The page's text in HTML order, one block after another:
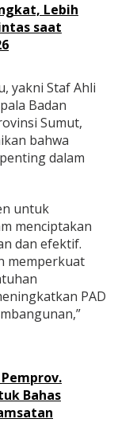
Lebih
saat
yakni Staf Ahli
Badan
Sumut,
bahwa
dalam
untuk
menciptakan
dan efektif.
memperkuat
PAD
Bahas